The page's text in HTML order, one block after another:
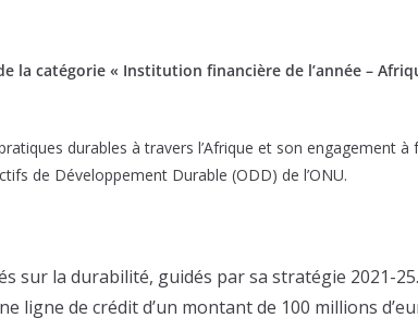
la catégorie « Institution financière de l’année –
durables à travers l’Afrique et son engagement à
de Développement Durable (ODD) de l’ONU.
sur la durabilité, guidés par sa stratégie 2021-25.
ligne de crédit d’un montant de 100 millions